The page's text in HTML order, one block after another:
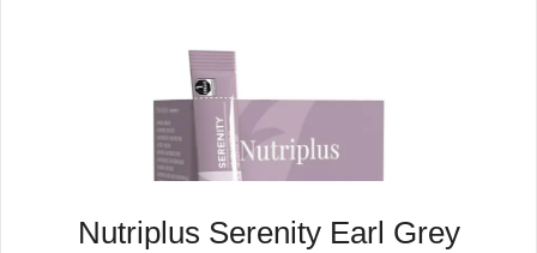
Nutriplus Serenity Earl Grey